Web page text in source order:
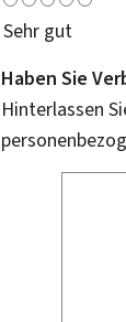
Sehr gut
Haben Sie
Hinterlassen